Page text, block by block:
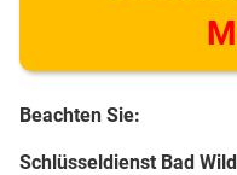
Beachten Sie:
Schlüsseldienst Bad